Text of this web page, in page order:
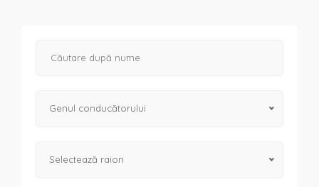
Genul conducătorului
Selectează raion